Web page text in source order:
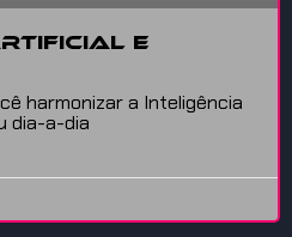
e
harmonizar a Inteligência
dia-a-dia